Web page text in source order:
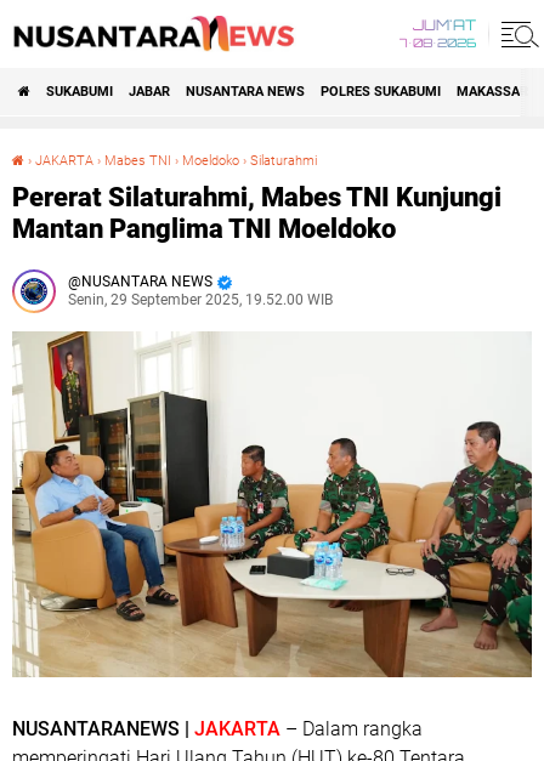
JUM'AT
7•08•2026
SUKABUMI JABAR NUSANTARA NEWS POLRES SUKABUMI MAKASSAR
› JAKARTA › Mabes TNI › Moeldoko › Silaturahmi
Pererat Silaturahmi, Mabes TNI Kunjungi
Mantan Panglima TNI Moeldoko
NUSANTARA NEWS
Senin, 29 September 2025, 19.52.00 WIB
NUSANTARANEWS | JAKARTA – Dalam rangka